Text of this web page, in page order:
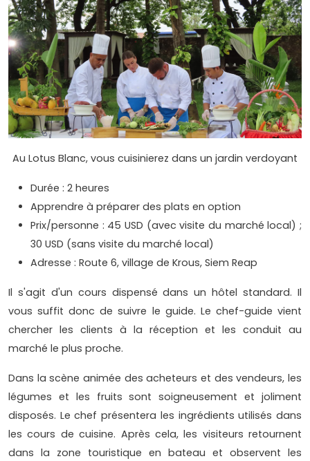
Au Lotus Blanc, vous cuisinierez dans un jardin verdoyant
Durée : 2 heures
Apprendre à préparer des plats en option
Prix/personne : 45 USD (avec visite du marché local) ;
30 USD (sans visite du marché local)
Adresse : Route 6, village de Krous, Siem Reap
Il s'agit d'un cours dispensé dans un hôtel standard. Il
vous suffit donc de suivre le guide. Le chef-guide vient
chercher les clients à la réception et les conduit au
marché le plus proche.
Dans la scène animée des acheteurs et des vendeurs, les
légumes et les fruits sont soigneusement et joliment
disposés. Le chef présentera les ingrédients utilisés dans
les cours de cuisine. Après cela, les visiteurs retournent
dans la zone touristique en bateau et observent les